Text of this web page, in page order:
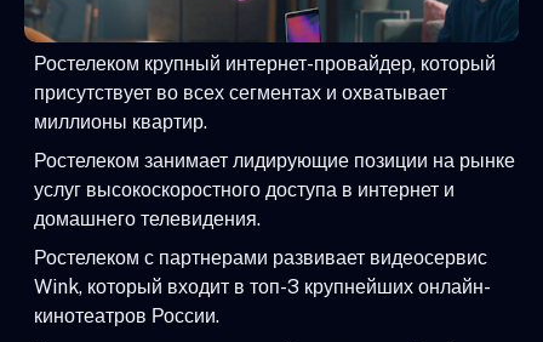
Ростелеком крупный интернет-провайдер, который
присутствует во всех сегментах и охватывает
миллионы квартир.
Ростелеком занимает лидирующие позиции на рынке
услуг высокоскоростного доступа в интернет и
домашнего телевидения.
Ростелеком с партнерами развивает видеосервис
Wink, который входит в топ-3 крупнейших онлайн-
кинотеатров России.